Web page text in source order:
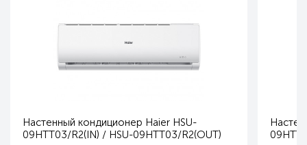
Настенный кондиционер Haier HSU-
09HTT03/R2(IN) / HSU-09HTT03/R2(OUT)